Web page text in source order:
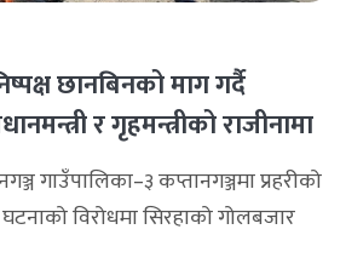
छानबिनको माग गर्दै
र गृहमन्त्रीको राजीनामा
गाउँपालिका–३ कप्तानगञ्जमा प्रहरीको
विरोधमा सिरहाको गोलबजार
चोहर्वामा स्थानीयले प्रदर्शन गरेका